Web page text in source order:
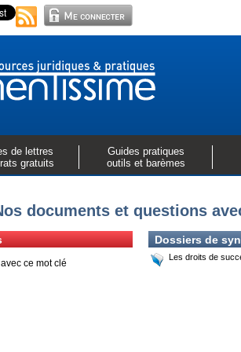
de lettres
gratuits
Guides pratiques
outils et barèmes
documents et questions
ce mot clé
Dossiers de
Les droits de